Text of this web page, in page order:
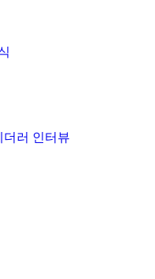
더러 인터뷰